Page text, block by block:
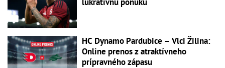
HC Dynamo Pardubice – Vlci Žilina:
Online prenos z atraktívneho
prípravného zápasu